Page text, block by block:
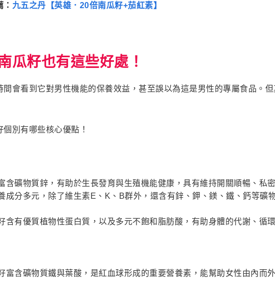
九五之丹【英雄．20倍南瓜籽+茄紅素】
瓜籽也有這些好處！
會看到它對男性機能的保養效益，甚至誤以為這是男性的專屬食品。
別有哪些核心優點！
含礦物質鋅，有助於生長發育與生殖機能健康，具有維持開關順暢、私
成分多元，除了維生素E、K、B群外，還含有鋅、鉀、鎂、鐵、鈣等礦
含有優質植物性蛋白質，以及多元不飽和脂肪酸，有助身體的代謝、循
富含礦物質鐵與葉酸，是紅血球形成的重要營養素，能幫助女性由內而